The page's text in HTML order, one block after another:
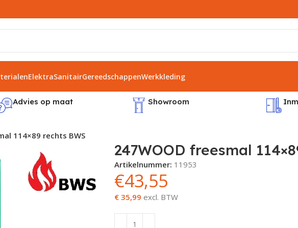
ElektraSanitairGereedschappenWerkkleding
Advies op maat Showroom
114×89 rechts BWS
247WOOD freesmal
Artikelnummer: 11953
€43,55
€ 35,99 excl. BTW